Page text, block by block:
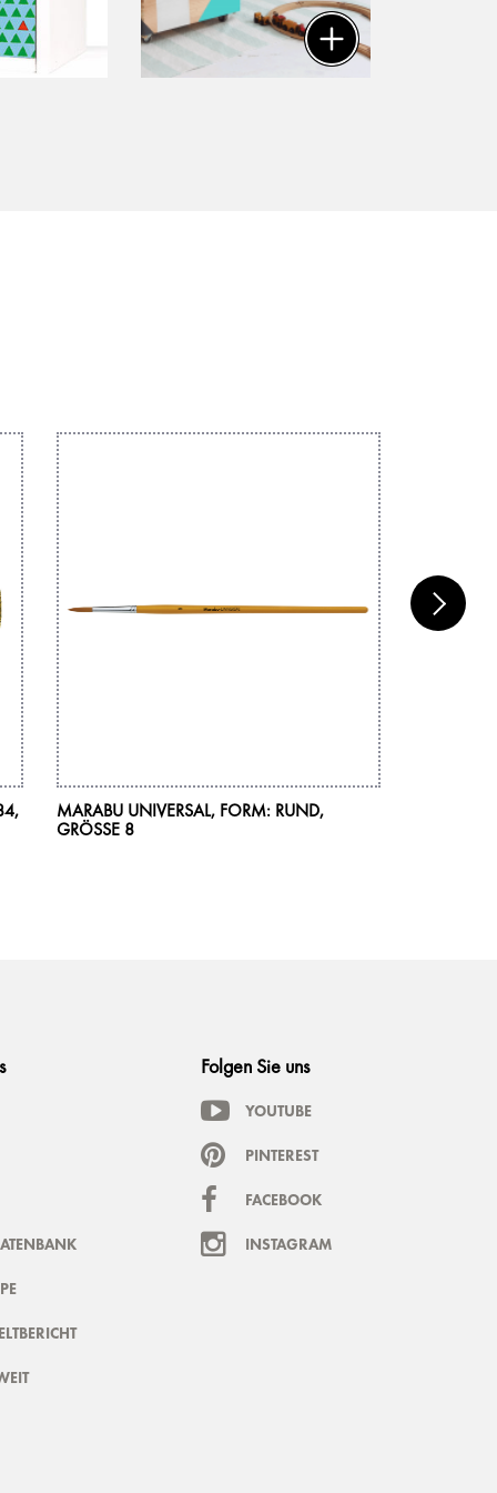
MARABU UNIVERSAL, FORM: RUND,
GRÖSSE 8
Folgen Sie uns
YOUTUBE
PINTEREST
FACEBOOK
INSTAGRAM